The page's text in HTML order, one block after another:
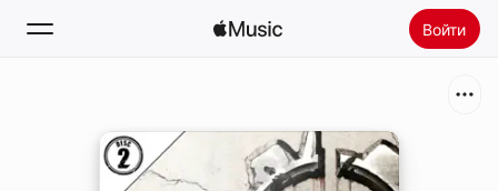
Войти
Главная